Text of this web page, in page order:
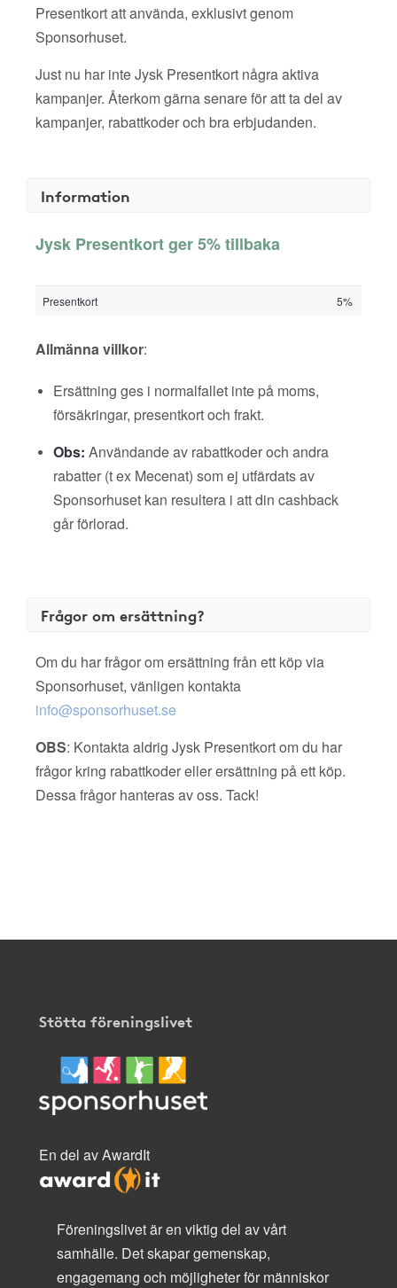
Presentkort att använda, exklusivt genom
Sponsorhuset.
Just nu har inte Jysk Presentkort några aktiva
kampanjer. Återkom gärna senare för att ta del av
kampanjer, rabattkoder och bra erbjudanden.
Information
Jysk Presentkort ger 5% tillbaka
Presentkort 5%
Allmänna villkor:
Ersättning ges i normalfallet inte på moms,
försäkringar, presentkort och frakt.
Obs: Användande av rabattkoder och andra
rabatter (t ex Mecenat) som ej utfärdats av
Sponsorhuset kan resultera i att din cashback
går förlorad.
Frågor om ersättning?
Om du har frågor om ersättning från ett köp via
Sponsorhuset, vänligen kontakta
info@sponsorhuset.se
OBS: Kontakta aldrig Jysk Presentkort om du har
frågor kring rabattkoder eller ersättning på ett köp.
Dessa frågor hanteras av oss. Tack!
Stötta föreningslivet
En del av AwardIt
Föreningslivet är en viktig del av vårt
samhälle. Det skapar gemenskap,
engagemang och möjligheter för människor